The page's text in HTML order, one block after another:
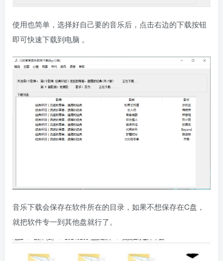
使用也简单，选择好自己要的音乐后，点击右边的下载按钮
即可快速下载到电脑 。
音乐下载会保存在软件所在的目录，如果不想保存在C盘，
就把软件专一到其他盘就行了。